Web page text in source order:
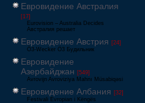
Евровидение Австралия
[17]
Eurovision – Australia Decides
Австралия решает
Евровидение Австрия [24]
Ö3-Wecker Ö3 Будильник
Евровидение
Азербайджан [549]
Avrovijn Avroviziya Mahnı Müsabiqəsi
Евровидение Албания [32]
Festivali Evropian i Këngës